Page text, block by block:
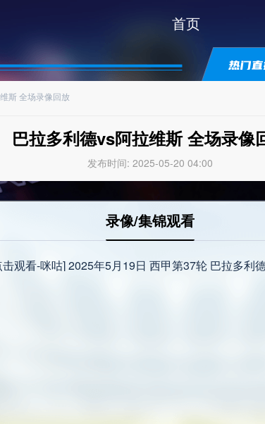
首页
斯 全场录像回放
巴拉多利德vs阿拉维斯 全场录像
发布时间: 2025-05-20 04:00
录像/集锦观看